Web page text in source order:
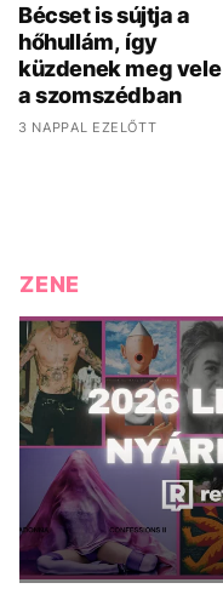
Bécset is sújtja a
hőhullám, így
küzdenek meg vele
a szomszédban
3 NAPPAL EZELŐTT
ZENE